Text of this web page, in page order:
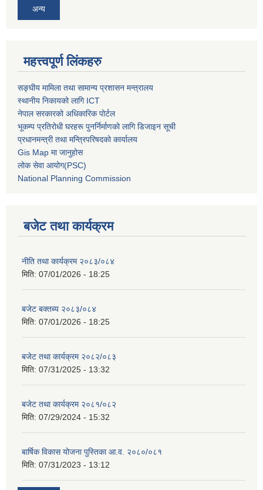
अन्य
महत्त्वपूर्ण लिंकहरु
सङ्घीय मामिला तथा सामान्य प्रशासन मन्त्रालय
स्थानीय निकायको लागि ICT
नेपाल सरकारको अधिकारिक पोर्टल
भूकम्प प्रतिरोधी घरहरू पुनर्निर्माणको लागि डिजाइन सूची
प्रधानमन्त्री तथा मन्त्रिपरिषदको कार्यालय
Gis Map मा जानुहोस
लोक सेवा आयोग(PSC)
National Planning Commission
बजेट तथा कार्यक्रम
नीति तथा कार्यक्रम २०८३/०८४
मिति: 07/01/2026 - 18:25
बजेट बक्तब्य २०८३/०८४
मिति: 07/01/2026 - 18:25
बजेट तथा कार्यक्रम २०८२/०८३
मिति: 07/31/2025 - 13:32
बजेट तथा कार्यक्रम २०८१/०८२
मिति: 07/29/2024 - 15:32
बार्षिक विकास योजना पुस्तिका आ.व. २०८०/०८१
मिति: 07/31/2023 - 13:12